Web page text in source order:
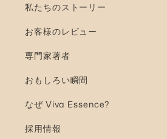
私たちのストーリー
お客様のレビュー
専門家著者
おもしろい瞬間
なぜ Viva Essence?
採用情報